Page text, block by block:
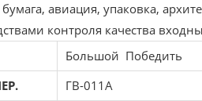
авиация, упаковка,
контроля качества
Большой Победить
ГВ-011А